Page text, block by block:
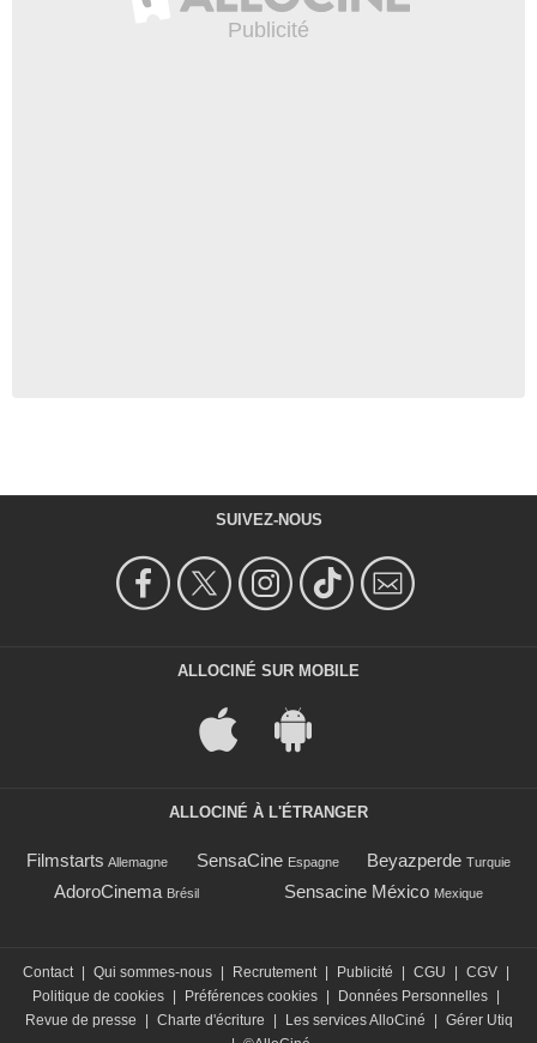
SUIVEZ-NOUS
ALLOCINÉ SUR MOBILE
ALLOCINÉ À L'ÉTRANGER
Filmstarts Allemagne SensaCine Espagne Beyazperde Turquie
AdoroCinema Brésil Sensacine México Mexique
Contact | Qui sommes-nous | Recrutement | Publicité | CGU | CGV |
Politique de cookies | Préférences cookies | Données Personnelles |
Revue de presse
| Charte d'écriture | Les services AlloCiné | Gérer Utiq